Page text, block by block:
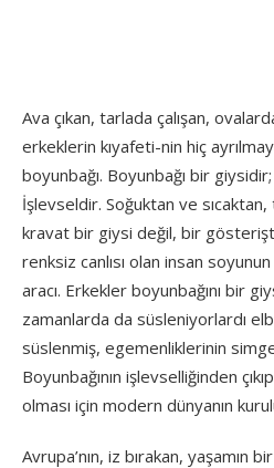
Ava çıkan, tarlada çalışan,
erkeklerin kıyafeti-nin hiç
boyunbağı. Boyunbağı bir
İşlevseldir. Soğuktan ve
kravat bir giysi değil, bir
renksiz canlısı olan insan
aracı. Erkekler boyunbağını bir
zamanlarda da süsleniyorlardı
süslenmiş, egemenliklerinin
Boyunbağının işlevselliğinden
olması için modern dünyanın
Avrupa’nın, iz bırakan, yaşamın